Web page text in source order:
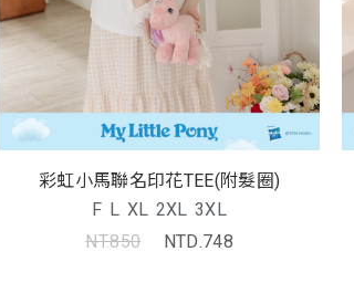
彩虹小馬聯名印花TEE(附髮圈)
F L XL 2XL 3XL
NT.850
NTD.748